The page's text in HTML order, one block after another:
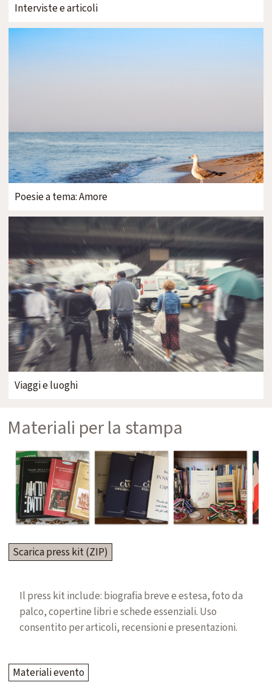
Interviste e articoli
Poesie a tema: Amore
Viaggi e luoghi
Materiali per la stampa
Scarica press kit (ZIP)
Il press kit include: biografia breve e estesa, foto da
palco, copertine libri e schede essenziali. Uso
consentito per articoli, recensioni e presentazioni.
Materiali evento